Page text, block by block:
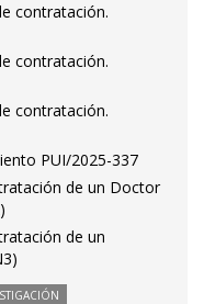
contratación.
contratación.
contratación.
PUI/2025-337
de un Doctor
de un